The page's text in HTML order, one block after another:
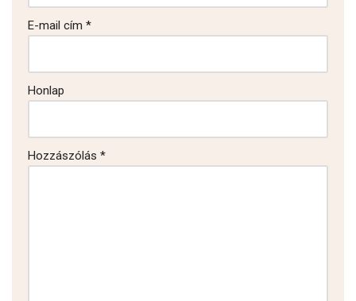
E-mail cím *
Honlap
Hozzászólás *